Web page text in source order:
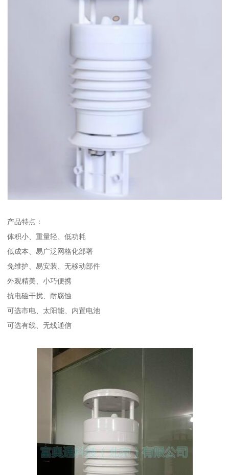
产品特点：
体积小、重量轻、低功耗
低成本、易广泛网格化部署
免维护、易安装、无移动部件
外观精美、小巧便携
抗电磁干扰、耐腐蚀
可选市电、太阳能、内置电池
可选有线、无线通信